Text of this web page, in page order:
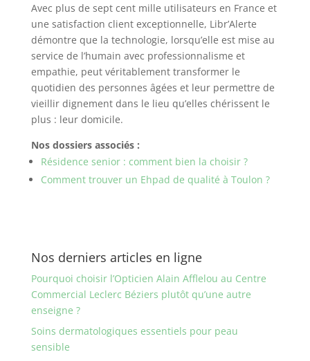
Avec plus de sept cent mille utilisateurs en France et
une satisfaction client exceptionnelle, Libr’Alerte
démontre que la technologie, lorsqu’elle est mise au
service de l’humain avec professionnalisme et
empathie, peut véritablement transformer le
quotidien des personnes âgées et leur permettre de
vieillir dignement dans le lieu qu’elles chérissent le
plus : leur domicile.
Nos dossiers associés :
Résidence senior : comment bien la choisir ?
Comment trouver un Ehpad de qualité à Toulon ?
Nos derniers articles en ligne
Pourquoi choisir l’Opticien Alain Afflelou au Centre
Commercial Leclerc Béziers plutôt qu’une autre
enseigne ?
Soins dermatologiques essentiels pour peau
sensible